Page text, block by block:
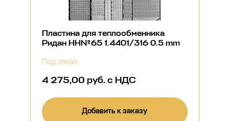
Пластина для теплообменника
Ридан НН№65 1.4401/316 0.5 mm
Под заказ
4 275,00 руб. с НДС
Добавить к заказу